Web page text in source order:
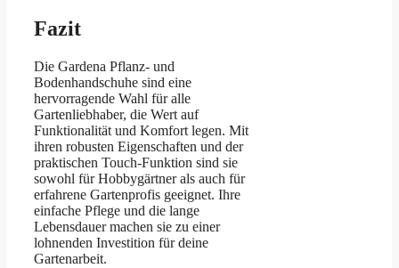
Fazit
Die Gardena Pflanz- und
Bodenhandschuhe sind eine
hervorragende Wahl für alle
Gartenliebhaber, die Wert auf
Funktionalität und Komfort legen. Mit
ihren robusten Eigenschaften und der
praktischen Touch-Funktion sind sie
sowohl für Hobbygärtner als auch für
erfahrene Gartenprofis geeignet. Ihre
einfache Pflege und die lange
Lebensdauer machen sie zu einer
lohnenden Investition für deine
Gartenarbeit.